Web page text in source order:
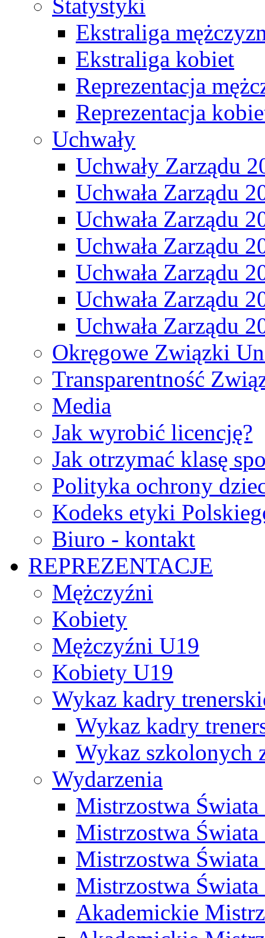
Statystyki
Ekstraliga
Ekstraliga kobiet
Reprezentacja
Reprezentacja
Uchwały
Uchwały Zarządu
Uchwała Zarządu
Uchwała Zarządu
Uchwała Zarządu
Uchwała Zarządu
Uchwała Zarządu
Uchwała Zarządu
Okręgowe Związki
Transparentność
Media
Jak wyrobić licencję?
Jak otrzymać klasę
Polityka ochrony
Kodeks etyki
Biuro - kontakt
REPREZENTACJE
Mężczyźni
Kobiety
Mężczyźni U19
Kobiety U19
Wykaz kadry
Wykaz kadry
Wykaz szkolonych
Wydarzenia
Mistrzostwa
Mistrzostwa
Mistrzostwa
Mistrzostwa
Akademickie